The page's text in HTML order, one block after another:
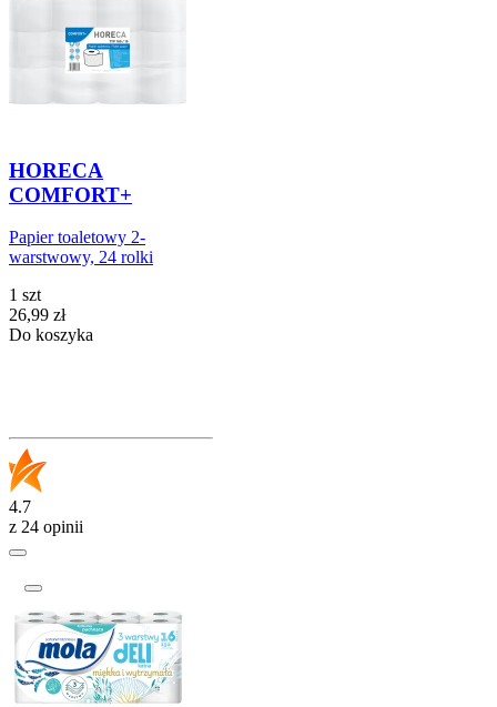
HORECA
COMFORT+
Papier toaletowy 2-
warstwowy, 24 rolki
1 szt
Cena
26,99 zł
Do koszyka
4.7
z 24 opinii